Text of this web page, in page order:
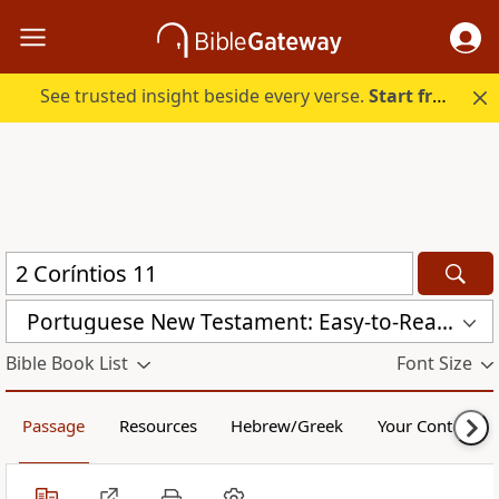
See trusted insight beside every verse.Start free.
Portuguese New Testament: Easy-to-Read Version (VFL)
Bible Book List Font Size
Passage Resources Hebrew/Greek Your Content